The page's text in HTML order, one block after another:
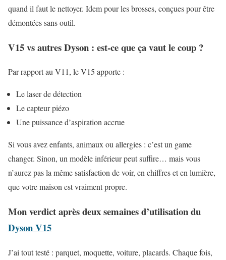
quand il faut le nettoyer. Idem pour les brosses, conçues pour être
démontées sans outil.
V15 vs autres Dyson : est-ce que ça vaut le coup ?
Par rapport au V11, le V15 apporte :
Le laser de détection
Le capteur piézo
Une puissance d’aspiration accrue
Si vous avez enfants, animaux ou allergies : c’est un game
changer. Sinon, un modèle inférieur peut suffire… mais vous
n’aurez pas la même satisfaction de voir, en chiffres et en lumière,
que votre maison est vraiment propre.
Mon verdict après deux semainesd’utilisation du
Dyson V15
J’ai tout testé : parquet, moquette, voiture, placards. Chaque fois,